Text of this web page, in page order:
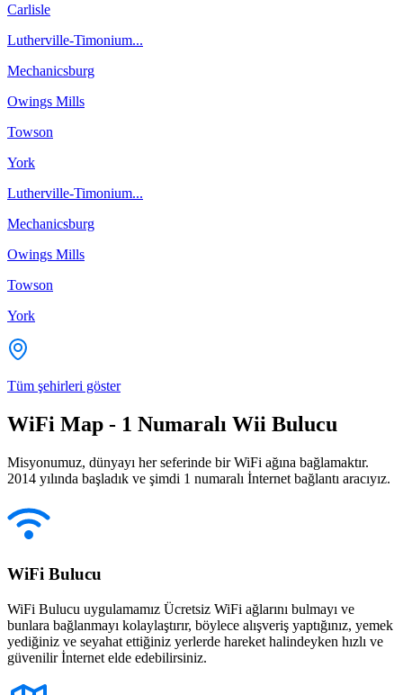
Carlisle
Lutherville-Timonium...
Mechanicsburg
Owings Mills
Towson
York
Lutherville-Timonium...
Mechanicsburg
Owings Mills
Towson
York
Tüm şehirleri göster
WiFi Map - 1 Numaralı Wii Bulucu
Misyonumuz, dünyayı her seferinde bir WiFi ağına bağlamaktır.
2014 yılında başladık ve şimdi 1 numaralı İnternet bağlantı aracıyız.
WiFi Bulucu
WiFi Bulucu uygulamamız Ücretsiz WiFi ağlarını bulmayı ve
bunlara bağlanmayı kolaylaştırır, böylece alışveriş yaptığınız, yemek
yediğiniz ve seyahat ettiğiniz yerlerde hareket halindeyken hızlı ve
güvenilir İnternet elde edebilirsiniz.